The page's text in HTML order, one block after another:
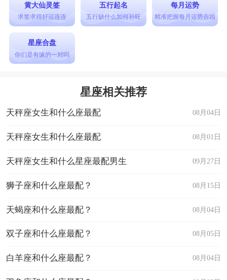
黄大仙灵签
求签求得好运连连
五行起名
五行缺什么如何补旺
每月运势
精准把握每月运势吉凶
星座合盘
你们是有缘的一对吗
星座相关推荐
08月04日
天秤座女生和什么座最配
08月01日
天秤座女生和什么座最配
09月27日
天秤座女生和什么星座最配男生
08月15日
狮子座和什么座最配？
08月04日
天蝎座和什么座最配？
08月05日
双子座和什么座最配？
08月04日
白羊座和什么座最配？